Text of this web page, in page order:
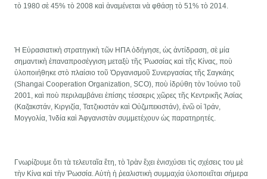
τὸ 1980 σὲ 45% τὸ 2008 καὶ ἀναμένεται νὰ φθάσῃ τὸ 51% τὸ 2014.
Ἡ Εὐρασιατικὴ στρατηγικὴ τῶν ΗΠΑ ὀδήγησε, ὡς ἀντίδραση, σὲ μία
σημαντικὴ ἐπαναπροσέγγιση μεταξὺ τῆς Ῥωσσίας καὶ τῆς Κίνας, ποὺ
ὑλοποιήθηκε στὸ πλαίσιο τοῦ Ὀργανισμοῦ Συνεργασίας τῆς Σαγκάης
(Shangai Cooperation Organization, SCO), ποὺ ἰδρύθη τὸν Ἰούνιο τοῦ
2001, καὶ ποὺ περιλαμβάνει ἐπίσης τέσσερις χῶρες τῆς Κεντρικῆς Ἀσίας
(Καζακστάν, Κιργιζία, Τατζικιστάν καὶ Οὐζμπεκιστάν), ἐνῶ οἱ Ἰράν,
Μογγολία, Ἰνδία καὶ Ἀφγανιστὰν συμμετέχουν ὡς παρατηρητές.
Γνωρίζουμε ὅτι τὰ τελευταῖα ἔτη, τὸ Ἰρὰν ἔχει ἐνισχύσει τὶς σχέσεις του μὲ
τὴν Κίνα καὶ τὴν Ῥωσσία. Αὐτὴ ἡ ῥεαλιστικὴ συμμαχία ὑλοποιεῖται σήμερα